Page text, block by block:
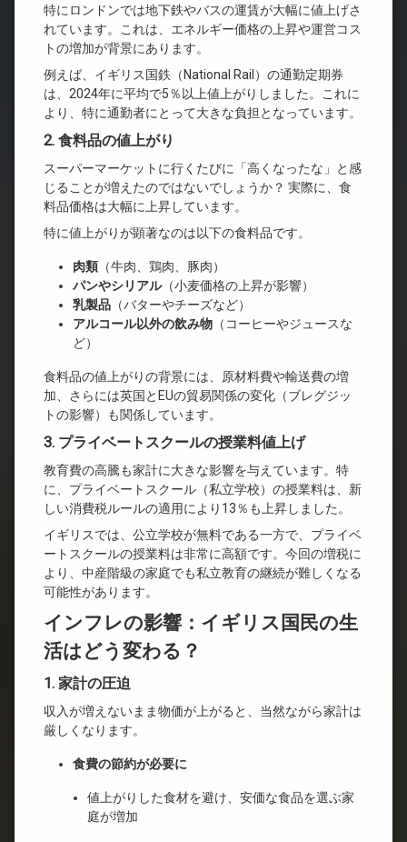
特にロンドンでは地下鉄やバスの運賃が大幅に値上げさ
れています。これは、エネルギー価格の上昇や運営コス
トの増加が背景にあります。
例えば、イギリス国鉄（National Rail）の通勤定期券
は、2024年に平均で5％以上値上がりしました。これに
より、特に通勤者にとって大きな負担となっています。
2. 食料品の値上がり
スーパーマーケットに行くたびに「高くなったな」と感
じることが増えたのではないでしょうか？ 実際に、食
料品価格は大幅に上昇しています。
特に値上がりが顕著なのは以下の食料品です。
肉類 （牛肉、鶏肉、豚肉）
パンやシリアル（小麦価格の上昇が影響）
乳製品 （バターやチーズなど）
アルコール以外の飲み物 （コーヒーやジュースな
ど）
食料品の値上がりの背景には、原材料費や輸送費の増
加、さらには英国とEUの貿易関係の変化（ブレグジッ
トの影響）も関係しています。
3. プライベートスクールの授業料値上げ
教育費の高騰も家計に大きな影響を与えています。特
に、プライベートスクール（私立学校）の授業料は、新
しい消費税ルールの適用により13％も上昇しました。
イギリスでは、公立学校が無料である一方で、プライベ
ートスクールの授業料は非常に高額です。今回の増税に
より、中産階級の家庭でも私立教育の継続が難しくなる
可能性があります。
インフレの影響：イギリス国民の生
活はどう変わる？
1. 家計の圧迫
収入が増えないまま物価が上がると、当然ながら家計は
厳しくなります。
食費の節約が必要に
値上がりした食材を避け、安価な食品を選ぶ家
庭が増加